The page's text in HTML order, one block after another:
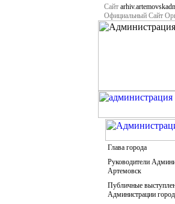
Сайт
Официальный Сайт
Глава города
Руководители
Артемовск
Публичные
Администрации